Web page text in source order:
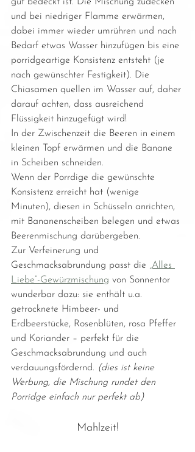
gut bedeckt ist. Die Mischung zudecken
und bei niedriger Flamme erwärmen,
dabei immer wieder umrühren und nach
Bedarf etwas Wasser hinzufügen bis eine
porridgeartige Konsistenz entsteht (je
nach gewünschter Festigkeit). Die
Chiasamen quellen im Wasser auf, daher
darauf achten, dass ausreichend
Flüssigkeit hinzugefügt wird!
In der Zwischenzeit die Beeren in einem
kleinen Topf erwärmen und die Banane
in Scheiben schneiden.
Wenn der Porrdige die gewünschte
Konsistenz erreicht hat (wenige
Minuten), diesen in Schüsseln anrichten,
mit Bananenscheiben belegen und etwas
Beerenmischung darübergeben.
Zur Verfeinerung und
Geschmacksabrundung passt die „Alles
Liebe“-Gewürzmischung von Sonnentor
wunderbar dazu: sie enthält u.a.
getrocknete Himbeer- und
Erdbeerstücke, Rosenblüten, rosa Pfeffer
und Koriander – perfekt für die
Geschmacksabrundung und auch
verdauungsfördernd. (dies ist keine
Werbung, die Mischung rundet den
Porridge einfach nur perfekt ab)
Mahlzeit!